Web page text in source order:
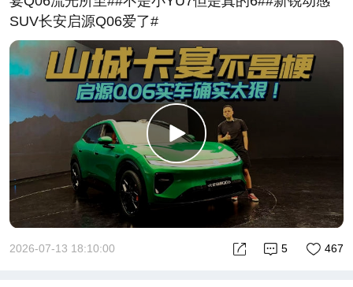
SUV长安启源Q06爱了#
2026-07-13 18:10:00 467
5